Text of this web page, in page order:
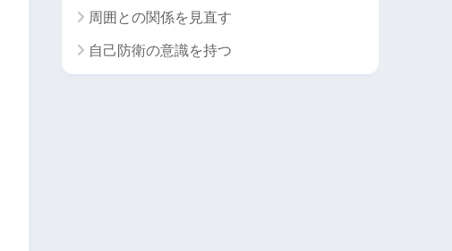
周囲との関係を見直す
自己防衛の意識を持つ